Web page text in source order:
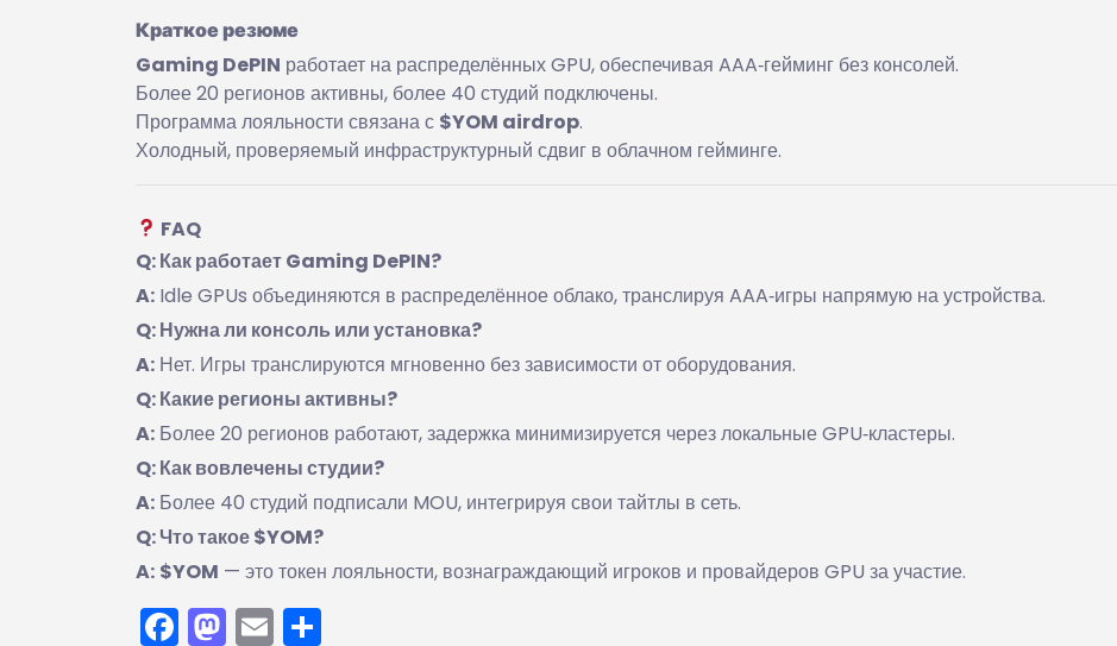
Краткое резюме
Gaming DePIN работает на распределённых GPU, обеспечивая AAA‑гейминг без консолей.
Более 20 регионов активны, более 40 студий подключены.
Программа лояльности связана с $YOM airdrop.
Холодный, проверяемый инфраструктурный сдвиг в облачном гейминге.
FAQ
Q: Как работает Gaming DePIN?
A: Idle GPUs объединяются в распределённое облако, транслируя AAA‑игры напрямую на устройства.
Q: Нужна ли консоль или установка?
A: Нет. Игры транслируются мгновенно без зависимости от оборудования.
Q: Какие регионы активны?
A: Более 20 регионов работают, задержка минимизируется через локальные GPU‑кластеры.
Q: Как вовлечены студии?
A: Более 40 студий подписали MOU, интегрируя свои тайтлы в сеть.
Q: Что такое $YOM?
A: $YOM — это токен лояльности, вознаграждающий игроков и провайдеров GPU за участие.
Facebook
Mastodon
Email